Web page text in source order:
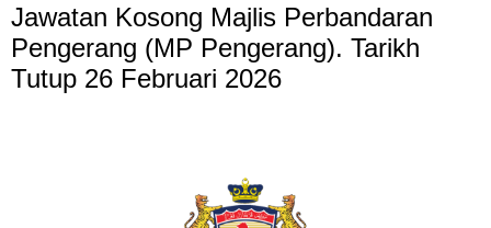
Jawatan Kosong Majlis Perbandaran
Pengerang (MP Pengerang). Tarikh
Tutup 26 Februari 2026